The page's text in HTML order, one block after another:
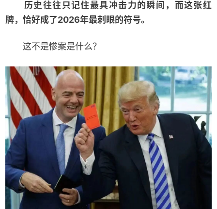
历史往往只记住最具冲击力的瞬间，而这张红
牌，恰好成了2026年最刺眼的符号。
这不是惨案是什么？